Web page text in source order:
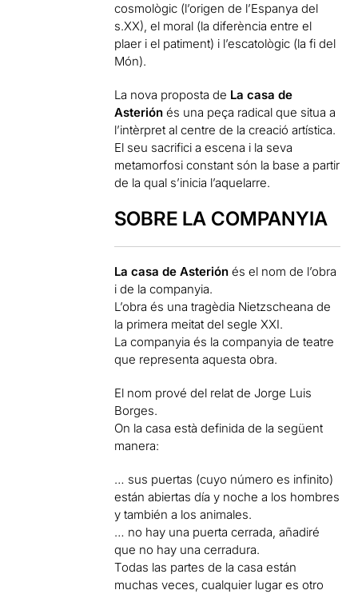
cosmològic (l’origen de l’Espanya del
s.XX), el moral (la diferència entre el
plaer i el patiment) i l’escatològic (la fi del
Món).
La nova proposta de La casa de
Asterión és una peça radical que situa a
l’intèrpret al centre de la creació artística.
El seu sacrifici a escena i la seva
metamorfosi constant són la base a partir
de la qual s’inicia l’aquelarre.
SOBRE LA COMPANYIA
La casa de Asterión és el nom de l’obra
i de la companyia.
L’obra és una tragèdia Nietzscheana de
la primera meitat del segle XXI.
La companyia és la companyia de teatre
que representa aquesta obra.
El nom prové del relat de Jorge Luis
Borges.
On la casa està definida de la següent
manera:
… sus puertas (cuyo número es infinito)
están abiertas día y noche a los hombres
y también a los animales.
… no hay una puerta cerrada, añadiré
que no hay una cerradura.
Todas las partes de la casa están
muchas veces, cualquier lugar es otro